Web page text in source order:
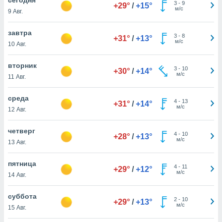
действия
на веб-
основе.
нашей
cookie
в
ВЫ
9 Авг.
+29° / +15° 3- 9
м/с
завтра
10 Авг.
+31° / +13° 3- 8
м/с
вторник
11 Авг.
+30° / +14° 3- 10
м/с
среда
12 Авг.
+31° / +14° 4- 13
м/с
четверг
13 Авг.
+28° / +13° 4- 10
м/с
пятница
14 Авг.
+29° / +12° 4- 11
м/с
суббота
15 Авг.
+29° / +13° 2- 10
м/с